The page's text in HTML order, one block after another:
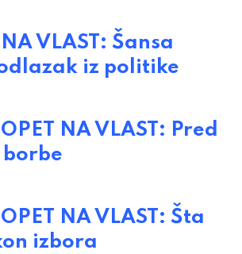
VLAST: Šansa
iz politike
NA VLAST: Pred
borbe
NA VLAST: Šta
izbora